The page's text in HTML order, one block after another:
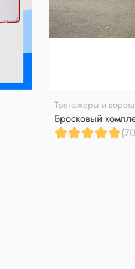
Тренажеры и ворота
Бросковый